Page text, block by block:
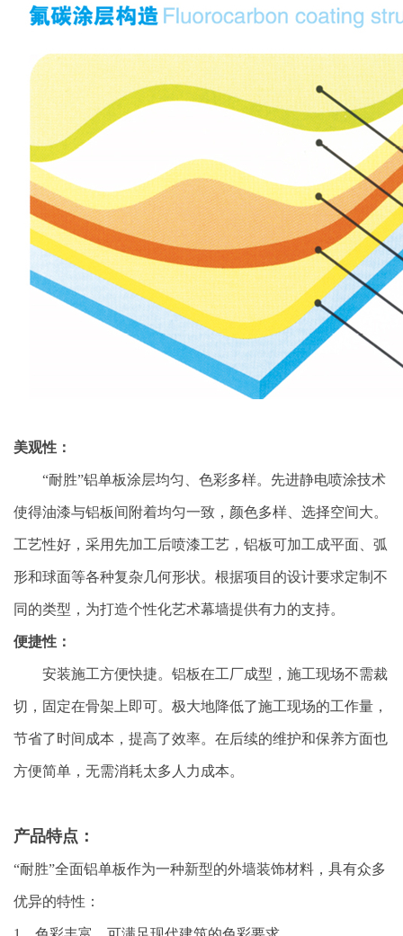
美观性：
“耐胜”铝单板涂层均匀、色彩多样。先进静电喷涂技术
使得油漆与铝板间附着均匀一致，颜色多样、选择空间大。
工艺性好，采用先加工后喷漆工艺，铝板可加工成平面、弧
形和球面等各种复杂几何形状。根据项目的设计要求定制不
同的类型，为打造个性化艺术幕墙提供有力的支持。
便捷性：
安装施工方便快捷。铝板在工厂成型，施工现场不需裁
切，固定在骨架上即可。极大地降低了施工现场的工作量，
节省了时间成本，提高了效率。在后续的维护和保养方面也
方便简单，无需消耗太多人力成本。
产品特点：
“耐胜”全面铝单板作为一种新型的外墙装饰材料，具有众多
优异的特性：